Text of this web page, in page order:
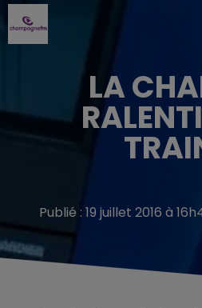
LA
Publié : 19 juillet 2016 à